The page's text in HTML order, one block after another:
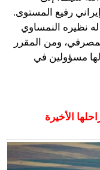
رفيع المستوى.
نظيره النمساوي
ومن المقرر
مسؤولين في
الأخيرة